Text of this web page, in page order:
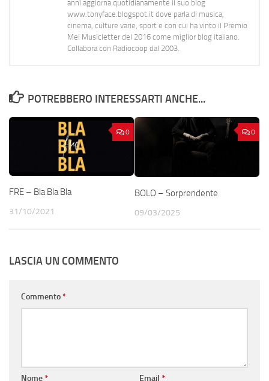
anni aggiorna quotidianamente il suo blog
www.tonyface.blogspot.it dove parla di musica,
cinema, culture varie, sport e con cui ha vinto il Premio
Mei Musicletter del 2016 come miglior blog italiano.
Collabora con Radiocoop dal 2003.
POTREBBERO INTERESSARTI ANCHE...
0
FRE – Bla Bla Bla
31/10/2021
0
BOLO – Sorprendente
09/03/2025
LASCIA UN COMMENTO
Commento*
Nome* Email *